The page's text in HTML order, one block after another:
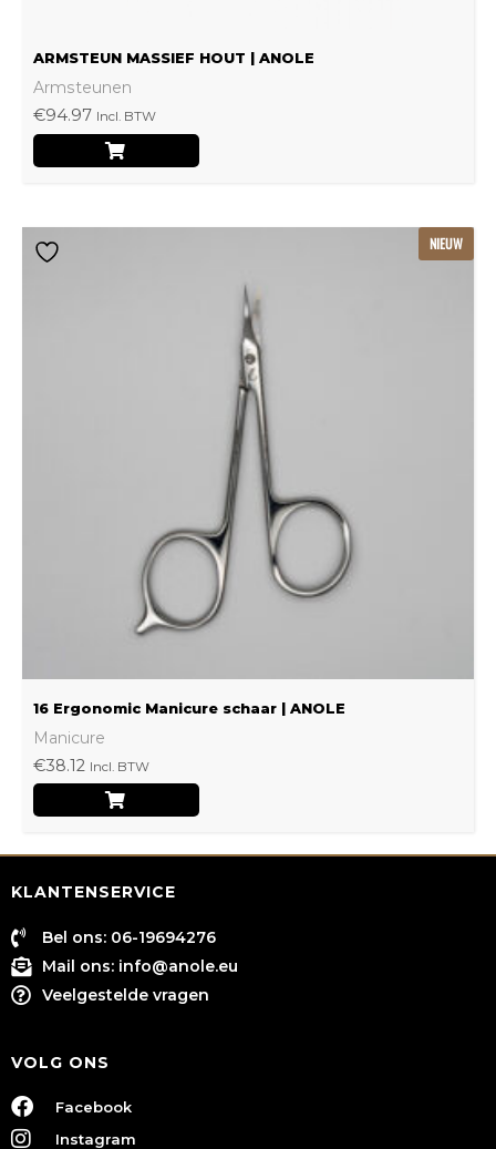
ARMSTEUN MASSIEF HOUT | ANOLE
Armsteunen
€94.97 Incl. BTW
NIEUW
16 Ergonomic Manicure schaar | ANOLE
Manicure
€38.12 Incl. BTW
KLANTENSERVICE
Bel ons: 06-19694276
Mail ons: info@anole.eu
Veelgestelde vragen
VOLG ONS
Facebook
Instagram